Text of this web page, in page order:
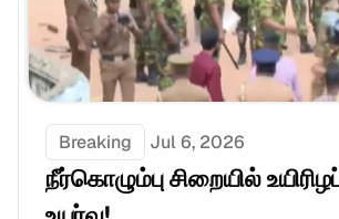
Breaking Jul 6, 2026
நீர்கொழும்பு சிறையில்